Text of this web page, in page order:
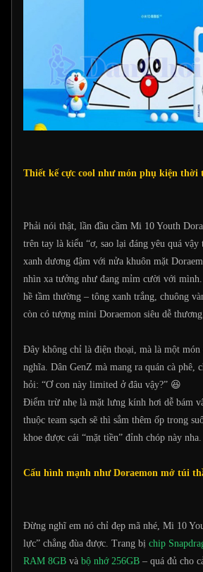
Thiết kế cực cool như món phụ kiện thời
Phải nói thật, lần đầu cầm Mi 10 Youth
trên tay là kiểu “ơ, sao lại đáng yêu quá
xanh dương đậm với nửa khuôn mặt
nhìn xa tưởng như đang mỉm cười với
hề tầm thường – tông xanh trắng, chuông
còn có tượng mini Doraemon siêu dễ thương.
Đây không chỉ là điện thoại, mà là một món
nghĩa. Dân GenZ mà mang ra quán cà phê,
hỏi: “Ơ con này limited ở đâu vậy?” 😆
Điểm trừ nhẹ là mặt lưng kính hơi dễ bám
thuộc team sạch sẽ thì sắm thêm ốp trong
khoe được cái “mặt tiền” đỉnh chóp này nha.
Cấu hình mạnh như Doraemon mở túi
Đừng nghĩ em nó chỉ đẹp mã nhé, Mi 10
lực” chẳng đùa được. Trang bị chip
RAM 8GB và bộ nhớ 256GB – quá đủ cho